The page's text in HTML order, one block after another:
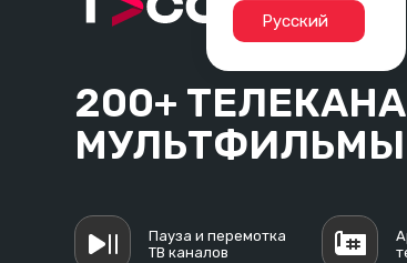
Русский
200+
Пауза и перемотка
ТВ каналов